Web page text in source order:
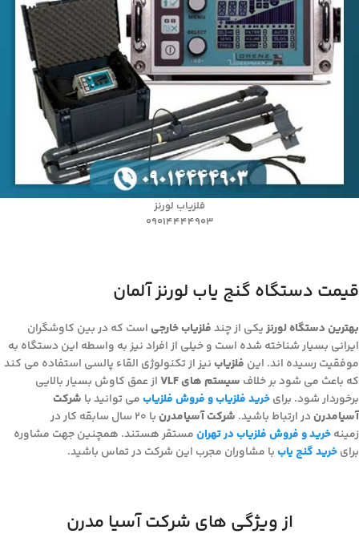
فلزیاب لورنز
09014444903
قیمت دستگاه گنج یاب لورنز آلمان
بهترین دستگاه لورنزیکی از چندفلزیاب خارجیاست که در بین کاوشگران
ایرانی بسیار شناخته شده است و خیلی از افراد نیز به واسطه این دستگاه به
موفقیت رسیده اند. این فلزیابنیز از تکنولوژی القاء پالسی استفاده می کند
که باعث می شود بر خلاف سیستم های VLF
از عمق کاوش بسیار بالایی
برخوردار شود. برایخرید فلزیاب و فروش فلزیابمی توانید با شرکت
آسیامدرندر ارتباط باشید. شرکت آسیامدرن
با ۲۰ سال سابقه کار در
زمینهخرید و فروش فلزیاب در تهرانمستقر هستند. همچنین جهت مشاوره
برایخرید گنج یاببا مشاوران مجرب این شرکت در تماس باشید.
از ویژگی های شرکت آسیا مدرن